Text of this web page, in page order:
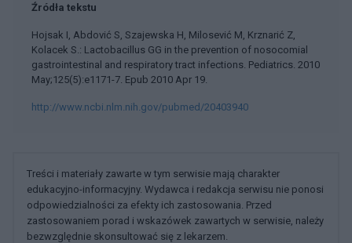
Źródła tekstu
Hojsak I, Abdović S, Szajewska H, Milosević M, Krznarić Z,
Kolacek S.: Lactobacillus GG in the prevention of nosocomial
gastrointestinal and respiratory tract infections. Pediatrics. 2010
May;125(5):e1171-7. Epub 2010 Apr 19.
http://www.ncbi.nlm.nih.gov/pubmed/20403940
Treści i materiały zawarte w tym serwisie mają charakter
edukacyjno-informacyjny. Wydawca i redakcja serwisu nie ponosi
odpowiedzialności za efekty ich zastosowania. Przed
zastosowaniem porad i wskazówek zawartych w serwisie, należy
bezwzględnie skonsultować się z lekarzem.